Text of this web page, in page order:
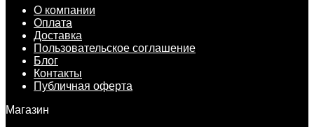
О компании
Оплата
Доставка
Пользовательское соглашение
Блог
Контакты
Публичная оферта
Магазин